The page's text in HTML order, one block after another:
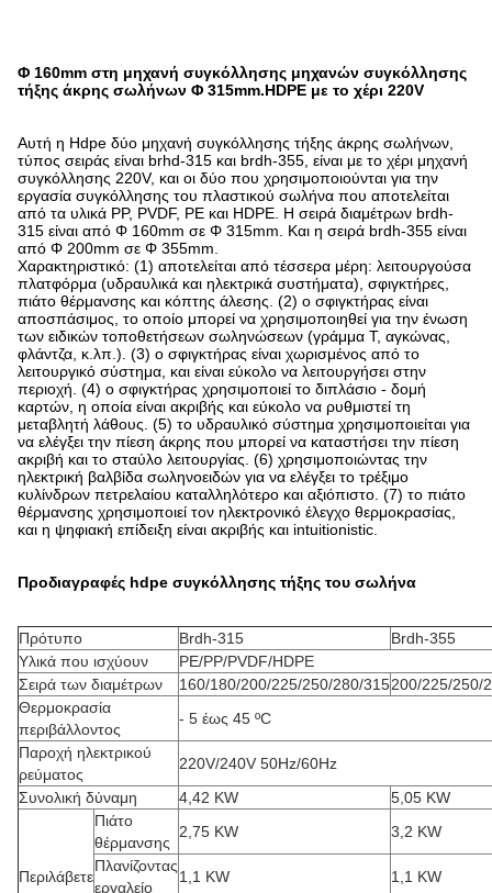
Φ 160mm στη μηχανή συγκόλλησης μηχανών συγκόλλησης
τήξης άκρης σωλήνων Φ 315mm.HDPE με το χέρι 220V
Αυτή η Hdpe δύο μηχανή συγκόλλησης τήξης άκρης σωλήνων,
τύπος σειράς είναι brhd-315 και brdh-355, είναι με το χέρι μηχανή
συγκόλλησης 220V, και οι δύο που χρησιμοποιούνται για την
εργασία συγκόλλησης του πλαστικού σωλήνα που αποτελείται
από τα υλικά PP, PVDF, PE και HDPE. Η σειρά διαμέτρων brdh-
315 είναι από Φ 160mm σε Φ 315mm. Και η σειρά brdh-355 είναι
από Φ 200mm σε Φ 355mm.
Χαρακτηριστικό: (1) αποτελείται από τέσσερα μέρη: λειτουργούσα
πλατφόρμα (υδραυλικά και ηλεκτρικά συστήματα), σφιγκτήρες,
πιάτο θέρμανσης και κόπτης άλεσης. (2) ο σφιγκτήρας είναι
αποσπάσιμος, το οποίο μπορεί να χρησιμοποιηθεί για την ένωση
των ειδικών τοποθετήσεων σωληνώσεων (γράμμα Τ, αγκώνας,
φλάντζα, κ.λπ.). (3) ο σφιγκτήρας είναι χωρισμένος από το
λειτουργικό σύστημα, και είναι εύκολο να λειτουργήσει στην
περιοχή. (4) ο σφιγκτήρας χρησιμοποιεί το διπλάσιο - δομή
καρτών, η οποία είναι ακριβής και εύκολο να ρυθμιστεί τη
μεταβλητή λάθους. (5) το υδραυλικό σύστημα χρησιμοποιείται για
να ελέγξει την πίεση άκρης που μπορεί να καταστήσει την πίεση
ακριβή και το σταύλο λειτουργίας. (6) χρησιμοποιώντας την
ηλεκτρική βαλβίδα σωληνοειδών για να ελέγξει το τρέξιμο
κυλίνδρων πετρελαίου καταλληλότερο και αξιόπιστο. (7) το πιάτο
θέρμανσης χρησιμοποιεί τον ηλεκτρονικό έλεγχο θερμοκρασίας,
και η ψηφιακή επίδειξη είναι ακριβής και intuitionistic.
Προδιαγραφές hdpe συγκόλλησης τήξης του σωλήνα
Πρότυπο Brdh-315
Brdh-355
Υλικά που ισχύουν
PE/PP/PVDF/HDPE
Σειρά των διαμέτρων
160/180/200/225/250/280/315200/225/250/
Θερμοκρασία
περιβάλλοντος
- 5 έως 45 ºC
Παροχή ηλεκτρικού
ρεύματος
220V/240V 50Hz/60Hz
Συνολική δύναμη
4,42 KW 5,05 KW
Περιλάβετε
Πιάτο
θέρμανσης
2,75 KW
3,2 KW
Πλανίζοντας
εργαλείο
1,1 KW 1,1 KW